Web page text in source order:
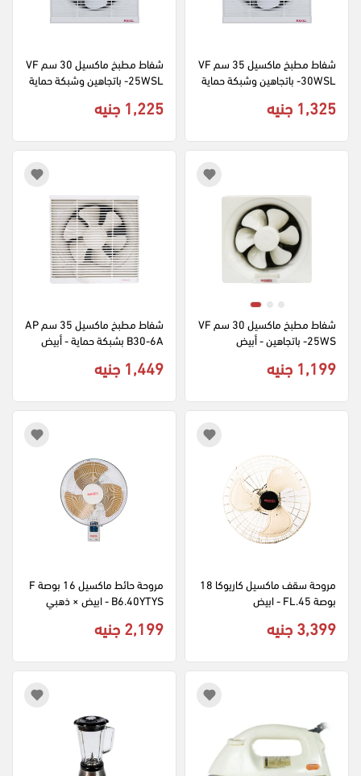
شفاط مطبخ ماكسيل 35 سم VF
1,325 جنيه
شفاط مطبخ ماكسيل 30 سم VF
1,225 جنيه
شفاط مطبخ ماكسيل 30 سم VF
-25WS باتجاهين - أبيض
1,199 جنيه
شفاط مطبخ ماكسيل 35 سم AP
B30-6A بشبكة حماية - أبيض
1,449 جنيه
بوصة FL.45 - ابيض
3,399 جنيه
مروحة حائط ماكسيل 16 بوصة F
B6.40YTYS - ابيض × ذهبي
2,199 جنيه